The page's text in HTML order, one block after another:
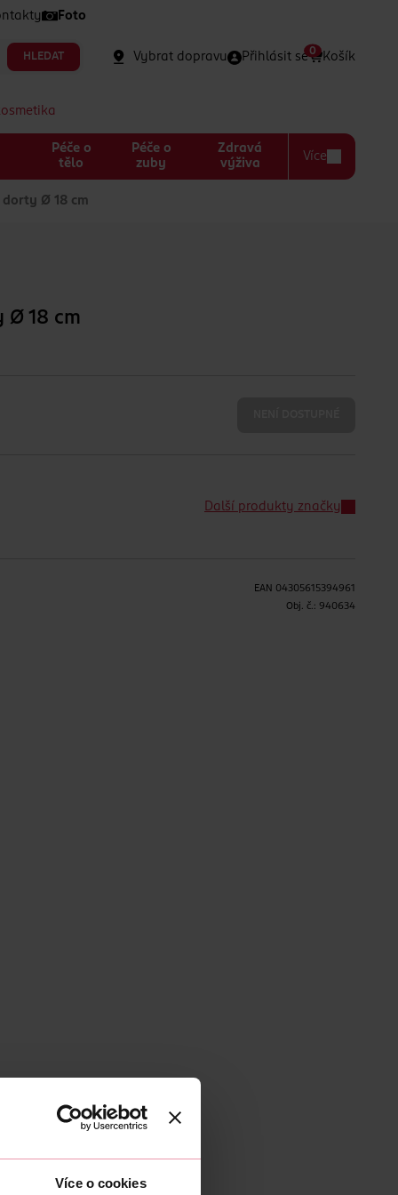
Více o cookies
Foto
HLEDAT Vybrat dopravu Přihlásit se Košík
0
Péče o
tělo
Péče o
zuby
Zdravá
výživa
Více
Ø 18 cm
Ø 18 cm
Další produkty značky
EAN 04305615394961
Obj. č.: 940634